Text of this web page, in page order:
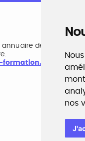
nos
des formations